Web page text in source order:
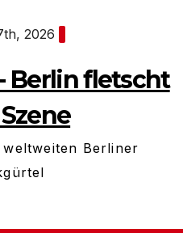
2026
Berlin fletscht
Berliner